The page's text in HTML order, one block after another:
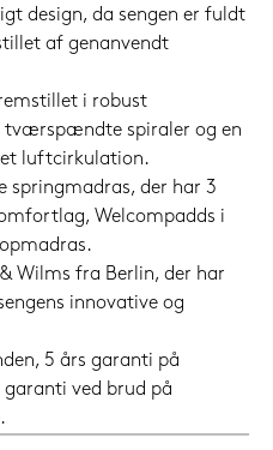
design, da sengen er fuldt
af genanvendt
i robust
tværspændte spiraler og en
luftcirkulation.
springmadras, der har 3
Welcompadds i
Wilms fra Berlin, der har
innovative og
5 års garanti på
garanti ved brud på